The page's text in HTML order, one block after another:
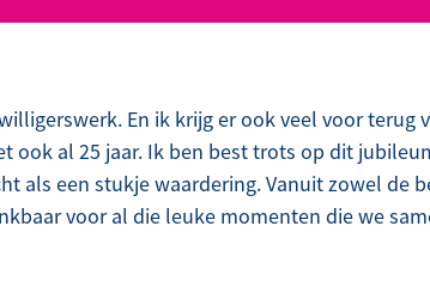
En ik krijg er ook veel voor terug
ook al 25 jaar. Ik ben best trots op dit
als een stukje waardering. Vanuit zowel de
voor al die leuke momenten die we